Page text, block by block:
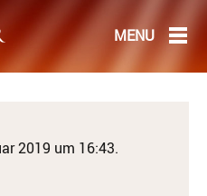
2019 um 16:43.